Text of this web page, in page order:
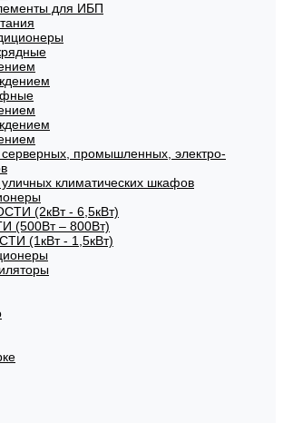
для ИБП
промышленных, электро-
климатических шкафов
(2кВт - 6,5кВт)
– 800Вт)
(1кВт - 1,5кВт)